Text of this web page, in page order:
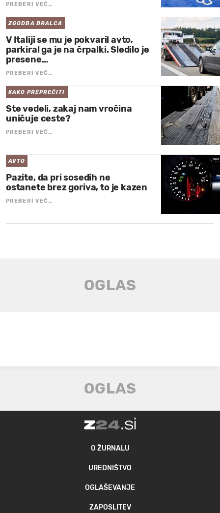
PREBERI VEČ…
ZGODBA BRALCA
V Italiji se mu je pokvaril avto,
parkiral ga je na črpalki. Sledilo je
presene…
PREBERI VEČ…
KAKO PREPREČITI
Ste vedeli, zakaj nam vročina
uničuje ceste?
PREBERI VEČ…
AVTO
Pazite, da pri sosedih ne
ostanete brez goriva, to je kazen
PREBERI VEČ…
O ŽURNALU
UREDNIŠTVO
OGLAŠEVANJE
ZAPOSLITEV